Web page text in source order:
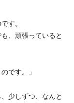
す。
、頑張っていると
です。」
少しずつ、なんと